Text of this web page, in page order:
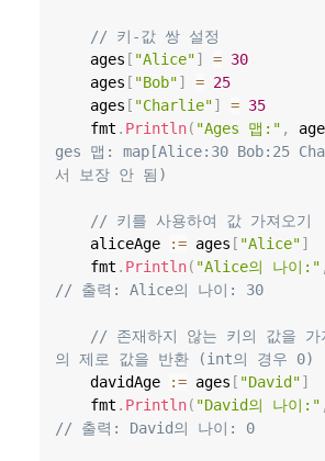
// 키-값 쌍 설정
	ages
[ "Alice"] = 30
	ages
[ "Bob"] = 25
	ages
[ "Charlie"] = 35
	fmt
. Println( "Ages 맵:" ,
ges 맵: map[Alice:30 Bob:25
서 보장 안 됨)
// 키를 사용하여 값 가져오기
	aliceAge
:= ages [ "Alice"]
	fmt
. Println( "Alice의 나이:" ,
// 출력: Alice의 나이: 30
// 존재하지 않는 키의 값을 가
의 제로 값을 반환 (int의 경우 0)
	davidAge
:= ages [ "David"]
	fmt
. Println( "David의 나이:" ,
// 출력: David의 나이: 0